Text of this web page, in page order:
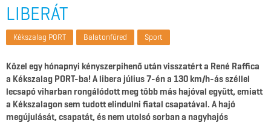
LIBERÁT
Kékszalag PORT Balatonfüred Sport
Közel egy hónapnyi kényszerpihenő után visszatért a René Raffica
a Kékszalag PORT-ba! A libera július 7-én a 130 km/h-ás széllel
lecsapó viharban rongálódott meg több más hajóval együtt, emiatt
a Kékszalagon sem tudott elindulni fiatal csapatával. A hajó
megújulását, csapatát, és nem utolsó sorban a nagyhajós